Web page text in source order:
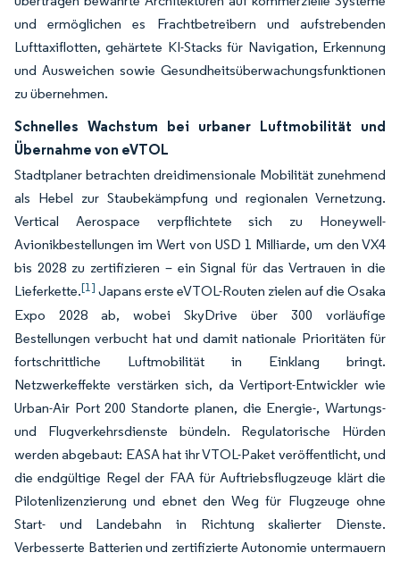
und ermöglichen es Frachtbetreibern und aufstrebenden
Lufttaxiflotten, gehärtete KI-Stacks für Navigation, Erkennung
und Ausweichen sowie Gesundheitsüberwachungsfunktionen
zu übernehmen.
Schnelles Wachstum bei urbaner Luftmobilität und
Übernahme von eVTOL
Stadtplaner betrachten dreidimensionale Mobilität zunehmend
als Hebel zur Staubekämpfung und regionalen Vernetzung.
Vertical Aerospace verpflichtete sich zu Honeywell-
Avionikbestellungen im Wert von USD 1 Milliarde, um den VX4
bis 2028 zu zertifizieren – ein Signal für das Vertrauen in die
Lieferkette.[1] Japans erste eVTOL-Routen zielen auf die Osaka
Expo 2028 ab, wobei SkyDrive über 300 vorläufige
Bestellungen verbucht hat und damit nationale Prioritäten für
fortschrittliche Luftmobilität in Einklang bringt.
Netzwerkeffekte verstärken sich, da Vertiport-Entwickler wie
Urban-Air Port 200 Standorte planen, die Energie-, Wartungs-
und Flugverkehrsdienste bündeln. Regulatorische Hürden
werden abgebaut: EASA hat ihr VTOL-Paket veröffentlicht, und
die endgültige Regel der FAA für Auftriebsflugzeuge klärt die
Pilotenlizenzierung und ebnet den Weg für Flugzeuge ohne
Start- und Landebahn in Richtung skalierter Dienste.
Verbesserte Batterien und zertifizierte Autonomie untermauern